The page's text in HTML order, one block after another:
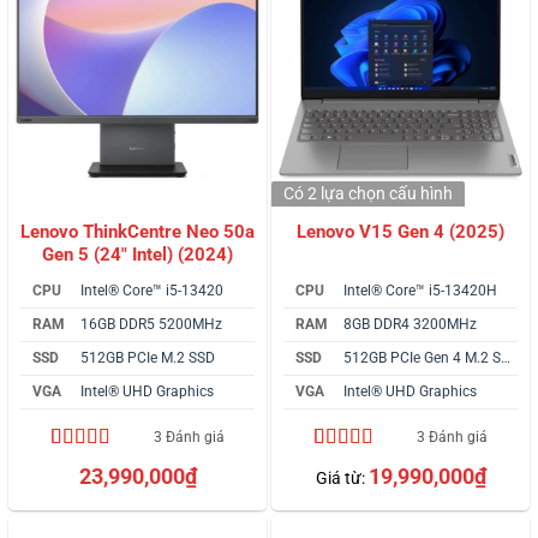
Lenovo ThinkCentre Neo 50a
Gen 5 (24″ Intel) (2024)
CPU
Intel® Core™ i5-13420
RAM
16GB DDR5 5200MHz
SSD
512GB PCIe M.2 SSD
VGA
Intel® UHD Graphics
5.00trên 5
dựa trên
3 Đánh giá
23,990,000₫
Lenovo V15 Gen 4 (2025)
CPU
Intel® Core™ i5-13420H
RAM
8GB DDR4 3200MHz
SSD
512GB PCIe Gen 4 M.2 SSD
VGA
Intel® UHD Graphics
trên 5
dựa trên
3 Đánh giá
Giá từ: 19,990,000₫
Có 2 lựa chọn cấu hình